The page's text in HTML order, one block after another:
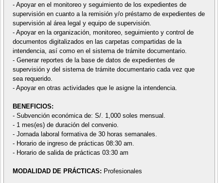
- Apoyar en el monitoreo y seguimiento de los expedientes de
supervisión en cuanto a la remisión y/o préstamo de expedientes de
supervisión al área legal y equipo de supervisión.
- Apoyar en la organización, monitoreo, seguimiento y control de
documentos digitalizados en las carpetas compartidas de la
intendencia, así como en el sistema de trámite documentario.
- Generar reportes de la base de datos de expedientes de
supervisión y del sistema de trámite documentario cada vez que
sea requerido.
- Apoyar en otras actividades que le asigne la intendencia.
BENEFICIOS:
- Subvención económica de: S/. 1,000 soles mensual.
- 1 mes(es) de duración del convenio.
- Jornada laboral formativa de 30 horas semanales.
- Horario de ingreso de prácticas 08:30 am.
- Horario de salida de prácticas 03:30 am
MODALIDAD DE PRÁCTICAS: Profesionales